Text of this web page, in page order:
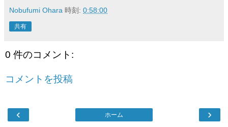
Nobufumi Ohara 時刻: 0:58:00
共有
0 件のコメント:
コメントを投稿
‹ ›
ホーム